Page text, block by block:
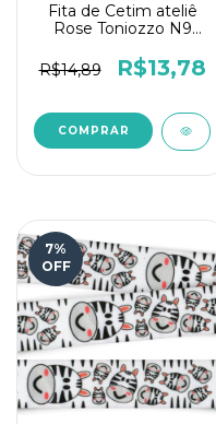
Fita de Cetim ateliê
Rose Toniozzo N9
Animado
R$14,89 R$13,78
7%
OFF